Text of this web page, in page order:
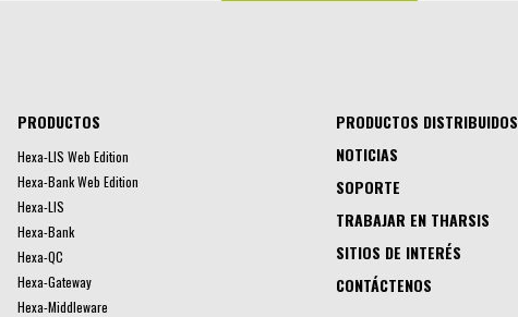
PRODUCTOS
Hexa-LIS Web Edition
Hexa-Bank Web Edition
Hexa-LIS
Hexa-Bank
Hexa-QC
Hexa-Gateway
Hexa-Middleware
PRODUCTOS DISTRIBUIDOS
NOTICIAS
SOPORTE
TRABAJAR EN THARSIS
SITIOS DE INTERÉS
CONTÁCTENOS